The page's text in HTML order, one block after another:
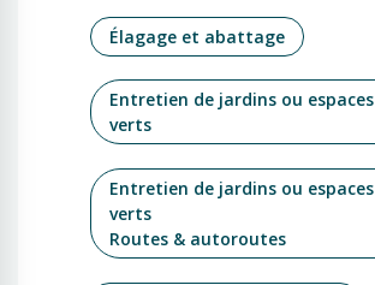
Élagage et abattage
Entretien de jardins ou espaces
verts
Entretien de jardins ou espaces
verts
Routes & autoroutes